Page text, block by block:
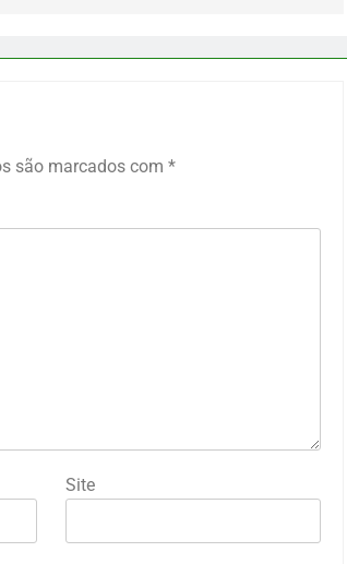
são marcados com *
Site